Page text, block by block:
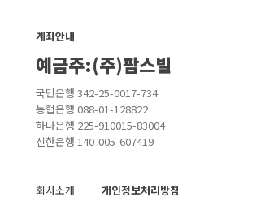
계좌안내
예금주:(주)팜스빌
국민은행 342-25-0017-734
농협은행 088-01-128822
하나은행 225-910015-83004
신한은행 140-005-607419
회사소개 개인정보처리방침